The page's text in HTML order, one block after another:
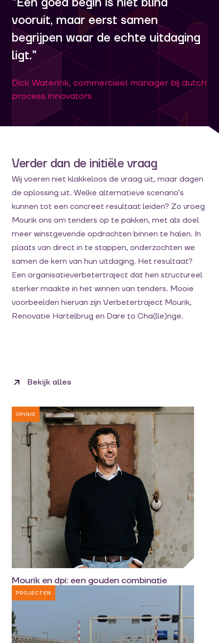
vooruit, maar eerst samen
begrijpen waar de echte uitdaging
ligt."
Dick Waterink, commercieel manager bij dutch
process innovators
Verder dan de initiële vraag
Wij voeren niet klakkeloos de vraag uit, maar dagen
de oplossing uit. Welke alternatieve scenario’s
kunnen tot een concreet resultaat leiden? Zo vroeg
Mourik ons om tenders op te pakken, met als doel
meer winstgevende opdrachten binnen te halen. In
plaats van direct in te stappen, onderzochten we
samen de kern van hun uitdaging. Het resultaat?
Een organisatieverbetertraject dat hen structureel
sterker maakte in het winnen van tenders. Mooie
voorbeelden hiervan zijn Verbetertraject Mourik,
Renovatie Hartelbrug en Dare to Cha(lle)nge.
Bekijk alles
OPINIE
Mourik en dpi: een gouden combinatie
PROJECTEN